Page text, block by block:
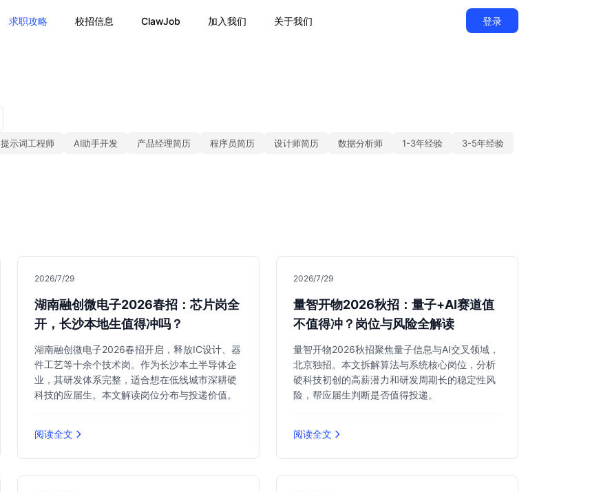
求职攻略 校招信息 ClawJob 加入我们 关于我们 登录
提示词工程师 AI助手开发 产品经理简历 程序员简历 设计师简历 数据分析师 1-3年经验
3-5年经验
2026/7/29
湖南融创微电子2026春招：芯片岗全
开，长沙本地生值得冲吗？
湖南融创微电子2026春招开启，释放IC设计、器
件工艺等十余个技术岗。作为长沙本土半导体企
业，其研发体系完整，适合想在低线城市深耕硬
科技的应届生。本文解读岗位分布与投递价值。
阅读全文
2026/7/29
量智开物2026秋招：量子+AI赛道值
不值得冲？岗位与风险全解读
量智开物2026秋招聚焦量子信息与AI交叉领域，
北京独招。本文拆解算法与系统核心岗位，分析
硬科技初创的高薪潜力和研发周期长的稳定性风
险，帮应届生判断是否值得投递。
阅读全文